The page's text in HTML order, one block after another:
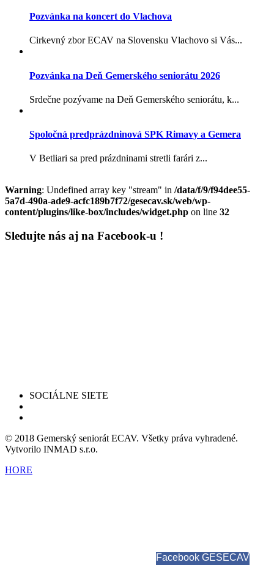
Pozvánka na koncert do Vlachova
Cirkevný zbor ECAV na Slovensku Vlachovo si Vás...
Pozvánka na Deň Gemerského seniorátu 2026
Srdečne pozývame na Deň Gemerského seniorátu, k...
Spoločná predprázdninová SPK Rimavy a Gemera
V Betliari sa pred prázdninami stretli farári z...
Warning: Undefined array key "stream" in /data/f/9/f94dee55-
5a7d-490a-ade9-acfc189b7f72/gesecav.sk/web/wp-
content/plugins/like-box/includes/widget.php on line 32
Sledujte nás aj na Facebook-u !
SOCIÁLNE SIETE
© 2018 Gemerský seniorát ECAV. Všetky práva vyhradené.
Vytvorilo INMAD s.r.o.
HORE
Facebook GESECAV